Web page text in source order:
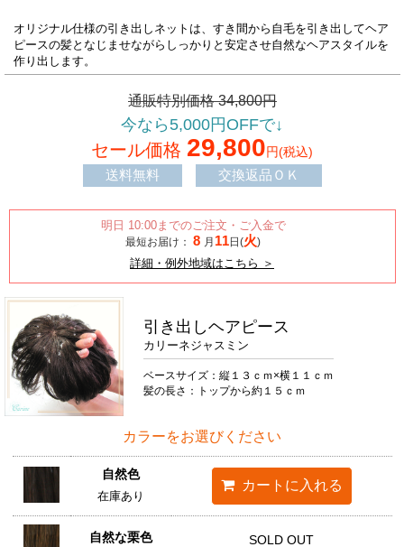
オリジナル仕様の引き出しネットは、すき間から自毛を引き出してヘア
ピースの髪となじませながらしっかりと安定させ自然なヘアスタイルを
作り出します。
通販特別価格34,800円
今なら 5,000円OFFで↓
セール価格 29,800円(税込)
送料無料 交換返品ＯＫ
詳細・例外地域はこちら ＞
引き出しヘアピース
カリーネジャスミン
ベースサイズ：縦１３ｃｍ×横１１ｃｍ
髪の長さ：トップから約１５ｃｍ
カラーをお選びください
自然色
在庫あり
自然な栗色 SOLD OUT